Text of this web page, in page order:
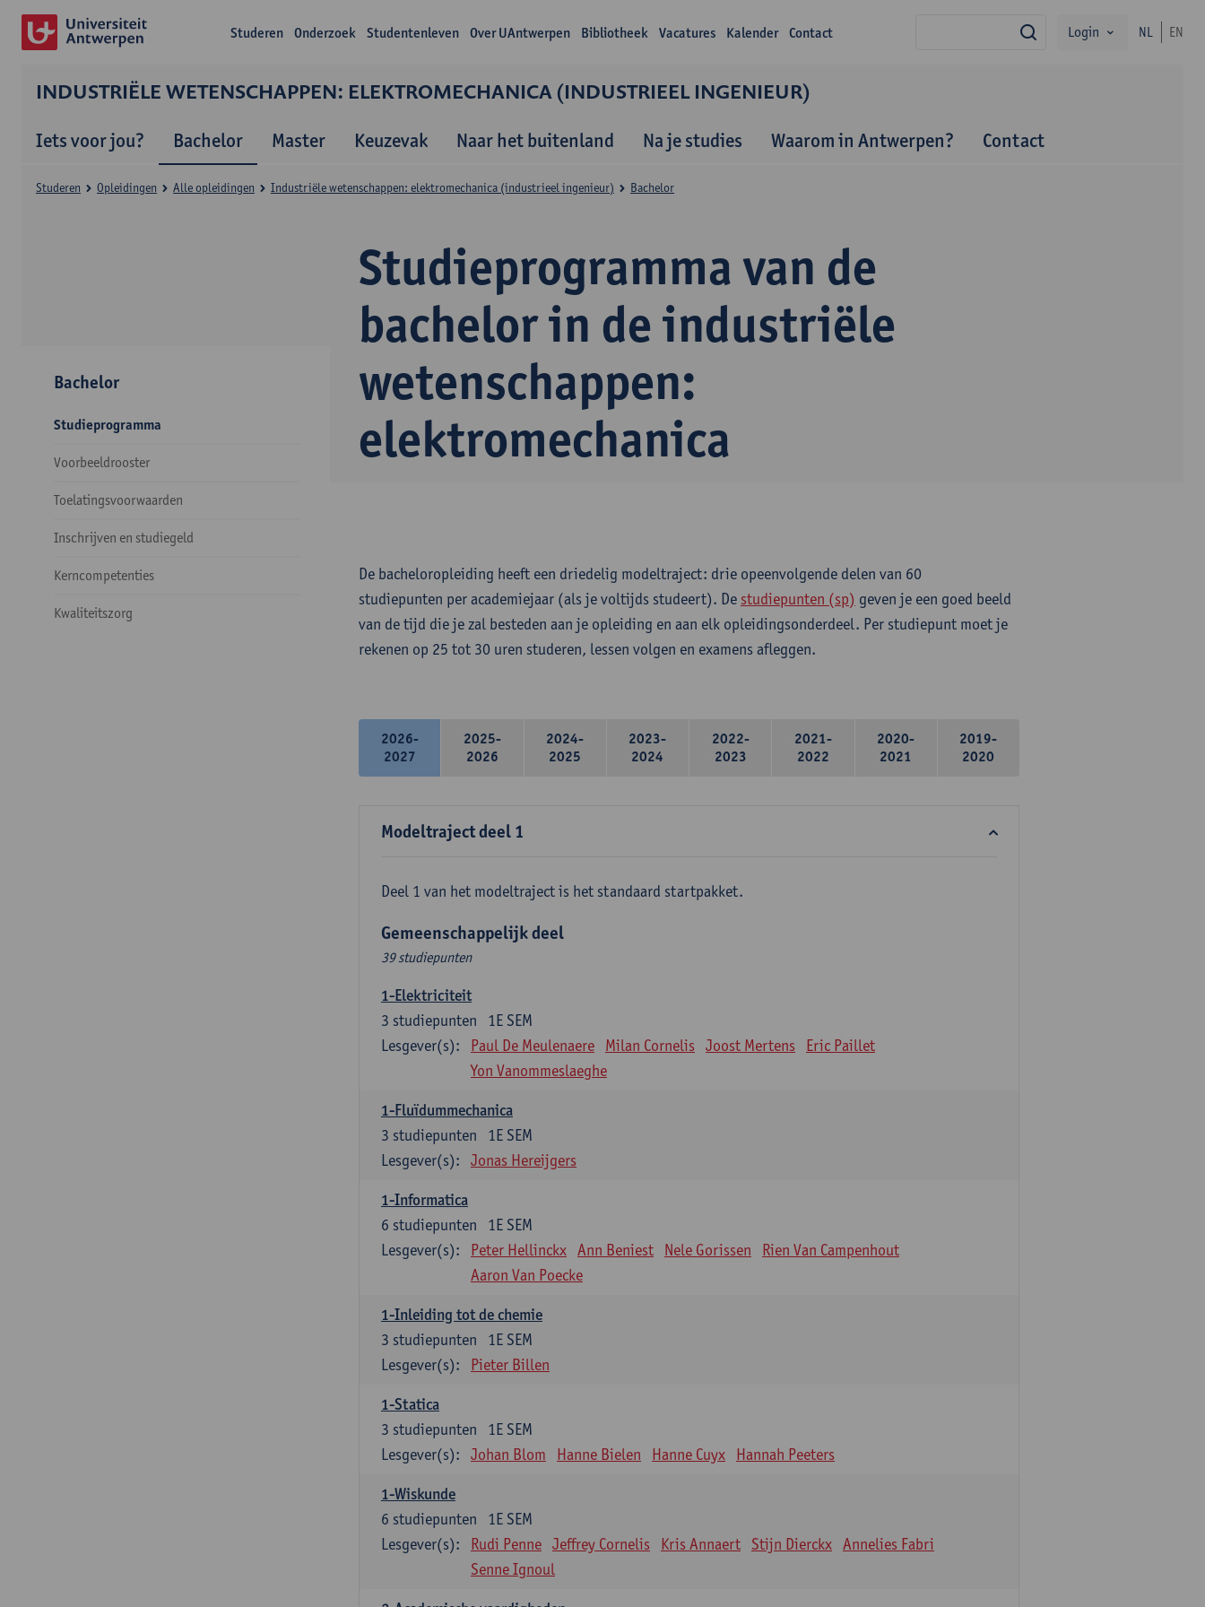
Studeren Onderzoek Studentenleven Over UAntwerpen Bibliotheek Vacatures Kalender Contact zoekLogin NL EN
INDUSTRIËLE WETENSCHAPPEN: ELEKTROMECHANICA (INDUSTRIEEL INGENIEUR)
Iets voor jou? Bachelor Master Keuzevak Naar het buitenland Na je studies Waarom in Antwerpen? Contact
Studieprogramma van de
bachelor in de industriële
wetenschappen:
elektromechanica
Studeren Opleidingen Alle opleidingen Industriële wetenschappen: elektromechanica (industrieel ingenieur) Bachelor
Bachelor
Studieprogramma
Voorbeeldrooster
Toelatingsvoorwaarden
Inschrijven en studiegeld
Kerncompetenties
Kwaliteitszorg
De bacheloropleiding heeft een driedelig modeltraject: drie opeenvolgende delen van 60
studiepunten per academiejaar (als je voltijds studeert). De studiepunten (sp) geven je een goed beeld
van de tijd die je zal besteden aan je opleiding en aan elk opleidingsonderdeel. Per studiepunt moet je
rekenen op 25 tot 30 uren studeren, lessen volgen en examens afleggen.
2026-
2027
2025-
2026
2024-
2025
2023-
2024
2022-
2023
2021-
2022
2020-
2021
2019-
2020
Modeltraject deel 1
Deel 1 van het modeltraject is het standaard startpakket.
Gemeenschappelijk deel
39 studiepunten
1-Elektriciteit
1E SEM
3 studiepunten
Lesgever(s):
Paul De Meulenaere Milan Cornelis Joost Mertens
Eric Paillet
Yon Vanommeslaeghe
1-Fluïdummechanica
1E SEM
3 studiepunten
Lesgever(s):
Jonas Hereijgers
1-Informatica
1E SEM
6 studiepunten
Lesgever(s):
Peter Hellinckx Ann Beniest Nele Gorissen
Rien Van Campenhout
Aaron Van Poecke
1-Inleiding tot de chemie
1E SEM
3 studiepunten
Lesgever(s):
Pieter Billen
1-Statica
1E SEM
3 studiepunten
Lesgever(s):
Johan Blom Hanne Bielen Hanne Cuyx Hannah Peeters
1-Wiskunde
1E SEM
6 studiepunten
Lesgever(s):
Rudi Penne Jeffrey Cornelis Kris Annaert Stijn Dierckx Annelies Fabri
Senne Ignoul